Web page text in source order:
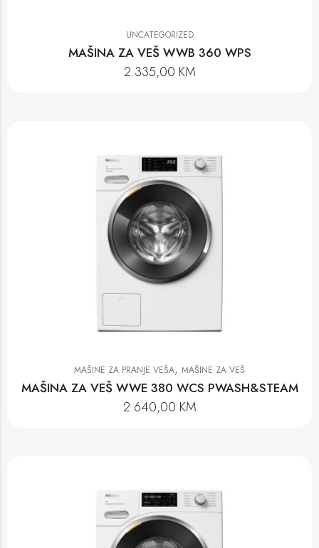
UNCATEGORIZED
MAŠINA ZA VEŠ WWB 360 WPS
2.335,00 KM
MAŠINE ZA PRANJE VEŠA, MAŠINE ZA VEŠ
MAŠINA ZA VEŠ WWE 380 WCS PWASH&STEAM
2.640,00 KM